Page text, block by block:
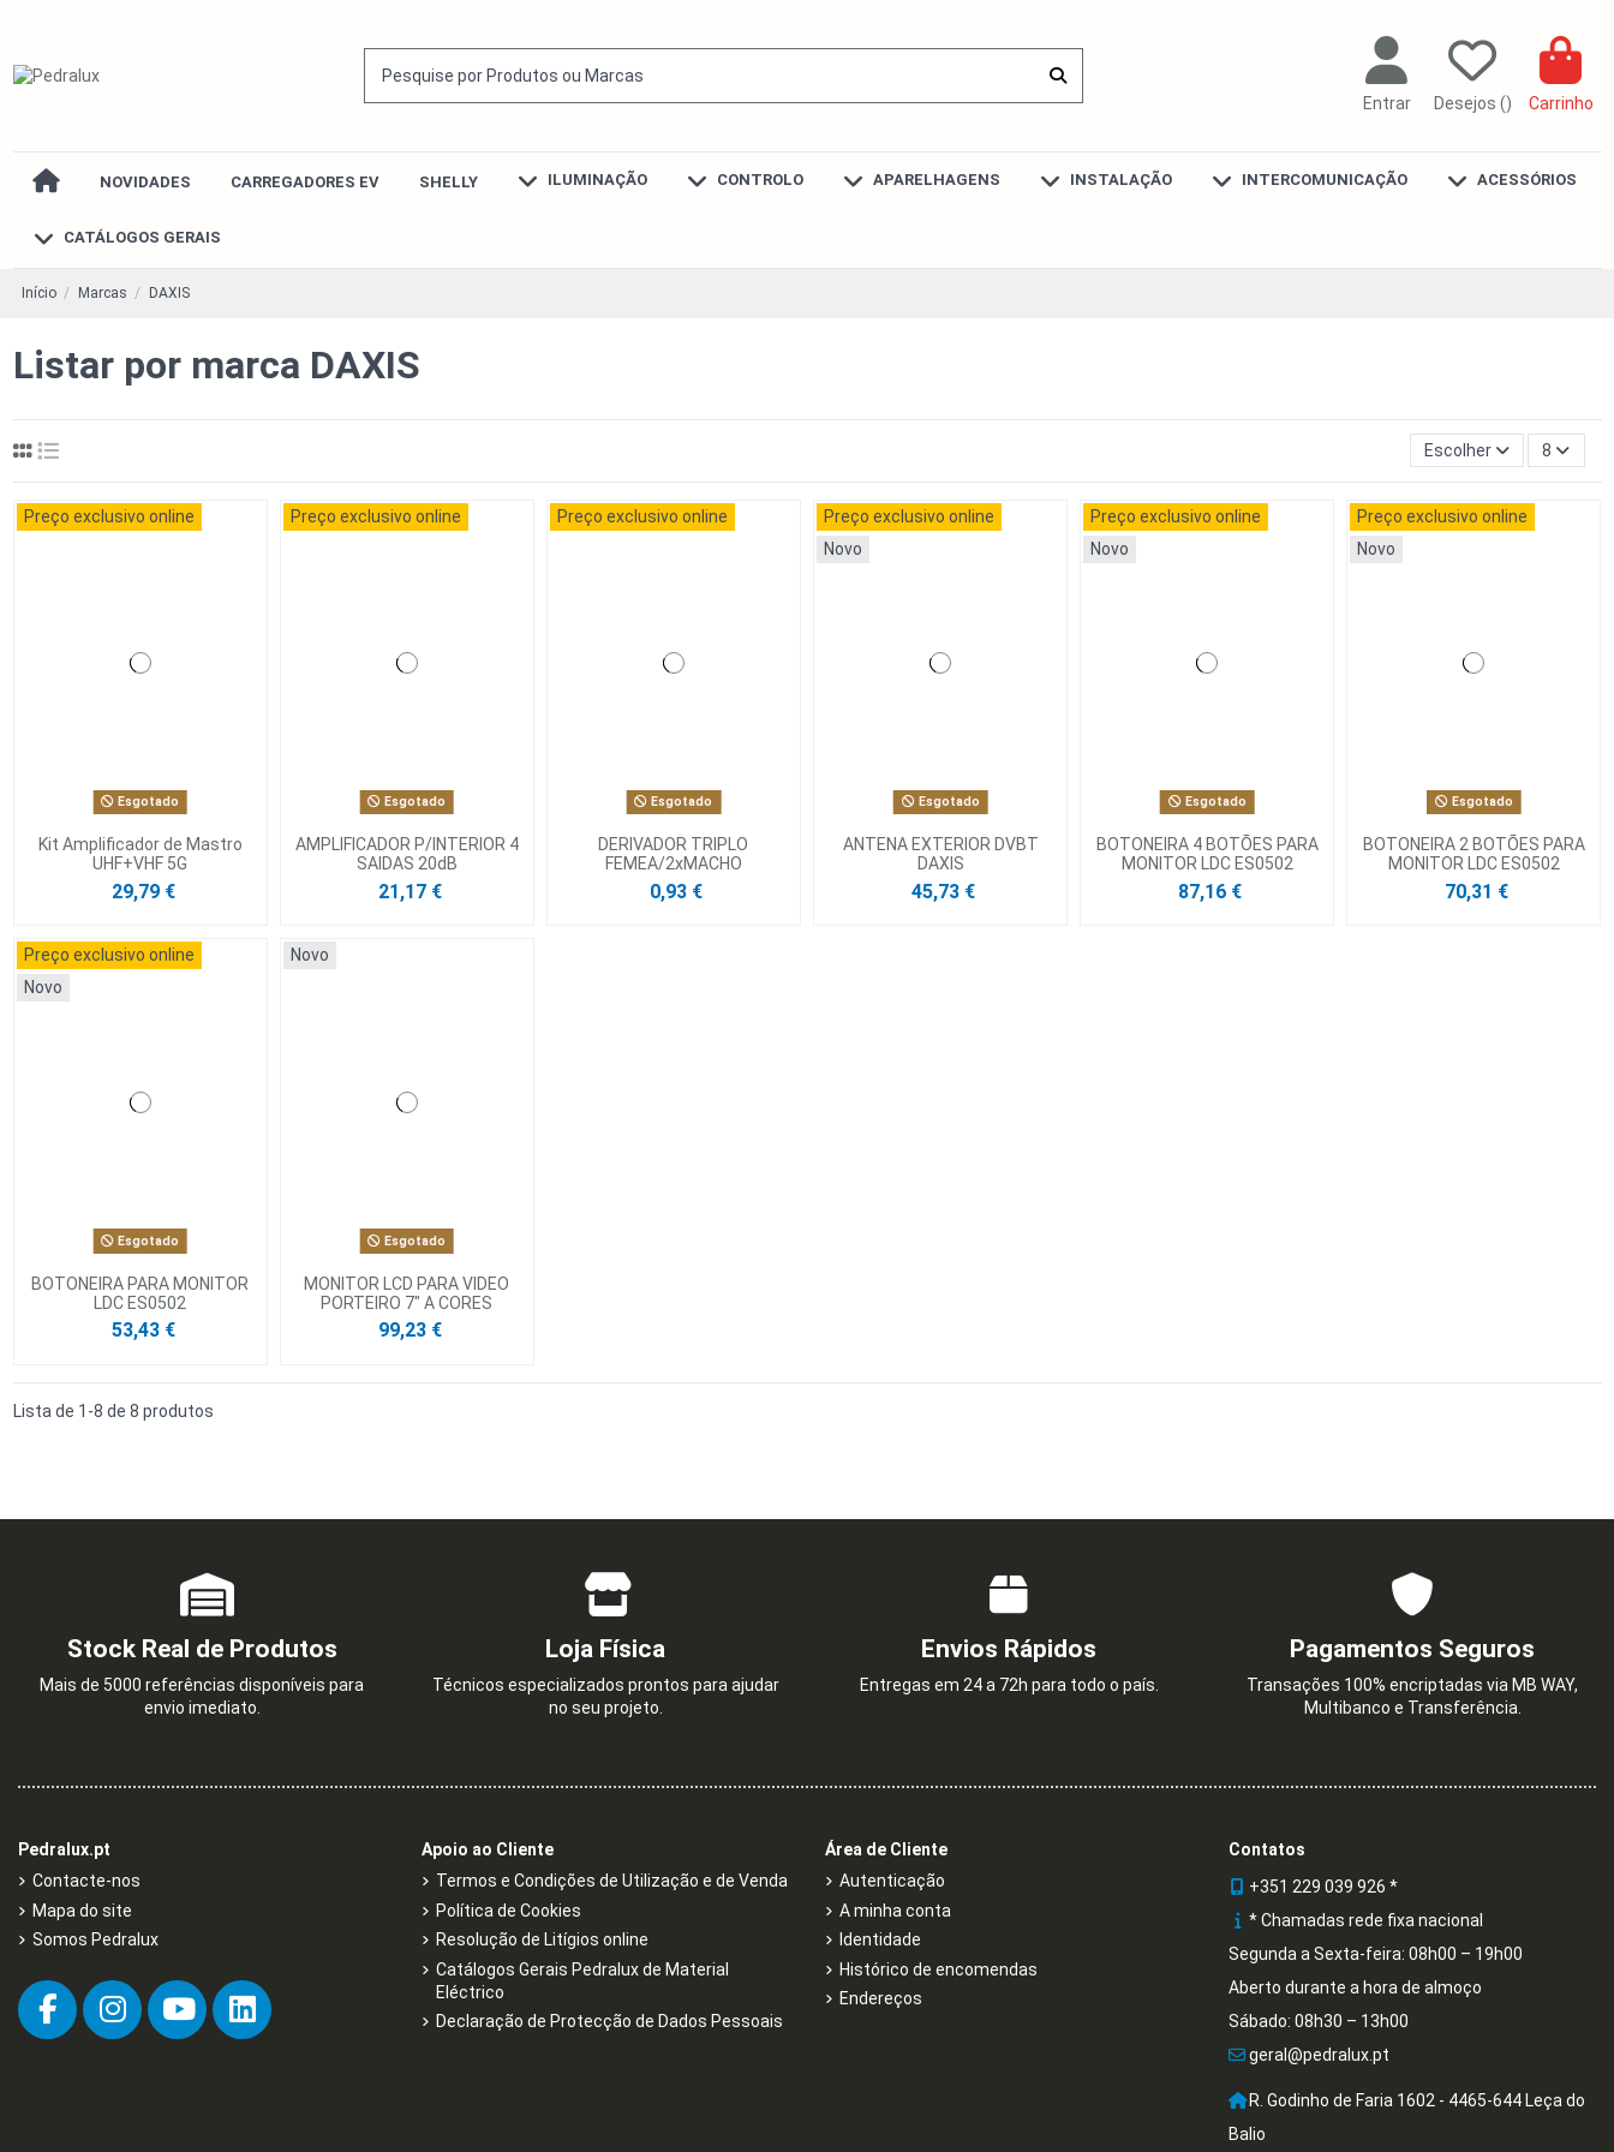
Entrar Desejos () Carrinho
NOVIDADES CARREGADORES EV SHELLY ILUMINAÇÃO CONTROLO APARELHAGENS INSTALAÇÃO INTERCOMUNICAÇÃO ACESSÓRIOS
CATÁLOGOS GERAIS
Início Marcas DAXIS
Listar por marca DAXIS
Escolher 8
Preço exclusivo online
Esgotado
Kit Amplificador de Mastro
UHF+VHF 5G
29,79 €
Preço exclusivo online
Esgotado
AMPLIFICADOR P/INTERIOR 4
SAIDAS 20dB
21,17 €
Preço exclusivo online
Esgotado
DERIVADOR TRIPLO
FEMEA/2xMACHO
0,93 €
Preço exclusivo online
Novo
Esgotado
ANTENA EXTERIOR DVBT
DAXIS
45,73 €
Preço exclusivo online
Novo
Esgotado
BOTONEIRA 4 BOTÕES PARA
MONITOR LDC ES0502
87,16 €
Preço exclusivo online
Novo
Esgotado
BOTONEIRA 2 BOTÕES PARA
MONITOR LDC ES0502
70,31 €
Preço exclusivo online
Novo
Esgotado
BOTONEIRA PARA MONITOR
LDC ES0502
53,43 €
Novo
Esgotado
MONITOR LCD PARA VIDEO
PORTEIRO 7" A CORES
99,23 €
Lista de 1-8 de 8 produtos
Stock Real de Produtos
Mais de 5000 referências disponíveis para
envio imediato.
Loja Física
Técnicos especializados prontos para ajudar
no seu projeto.
Envios Rápidos
Entregas em 24 a 72h para todo o país.
Pagamentos Seguros
Transações 100% encriptadas via MB WAY,
Multibanco e Transferência.
Pedralux.pt
Contacte-nos
Mapa do site
Somos Pedralux
Apoio ao Cliente
Termos e Condições de Utilização e de Venda
Política de Cookies
Resolução de Litígios online
Catálogos Gerais Pedralux de Material
Eléctrico
Declaração de Protecção de Dados Pessoais
Área de Cliente
Autenticação
A minha conta
Identidade
Histórico de encomendas
Endereços
Contatos
+351 229 039 926 *
* Chamadas rede fixa nacional
Segunda a Sexta-feira: 08h00 – 19h00
Aberto durante a hora de almoço
Sábado: 08h30 – 13h00
geral@pedralux.pt
R. Godinho de Faria 1602 - 4465-644 Leça do
Balio